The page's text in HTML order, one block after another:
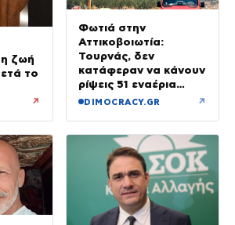
ζωή
το
↗
Φωτιά στην
Αττικοβοιωτία:
Τουρνάς, δεν
κατάφεραν να κάνουν
ρίψεις 51 εναέρια
μέσα
DIMOCRACY.GR ↗